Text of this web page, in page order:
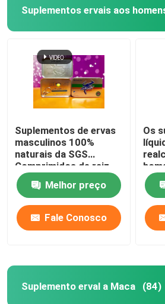
Suplementos ervais aos
Suplementos de ervas
masculinos 100%
naturais da SGS
Comprimidos de raiz
de maca para a saúde
do homemMelhor preço
Fale Conosco
Os
de
Suplemento erval a Maca (84)